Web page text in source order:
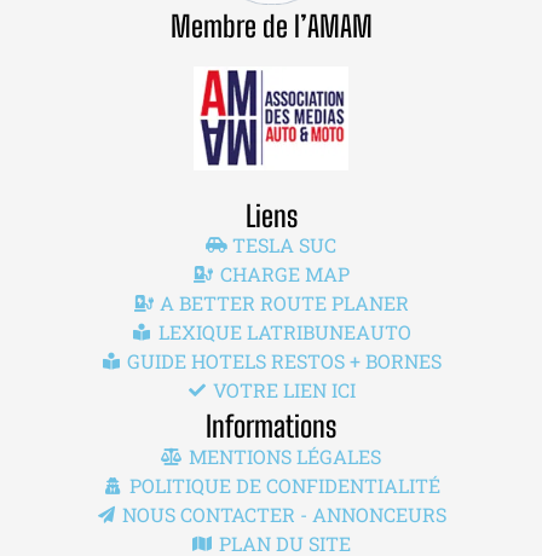
Membre de l’AMAM
Liens
TESLA SUC
CHARGE MAP
A BETTER ROUTE PLANER
LEXIQUE LATRIBUNEAUTO
GUIDE HOTELS RESTOS + BORNES
VOTRE LIEN ICI
Informations
MENTIONS LÉGALES
POLITIQUE DE CONFIDENTIALITÉ
NOUS CONTACTER - ANNONCEURS
PLAN DU SITE